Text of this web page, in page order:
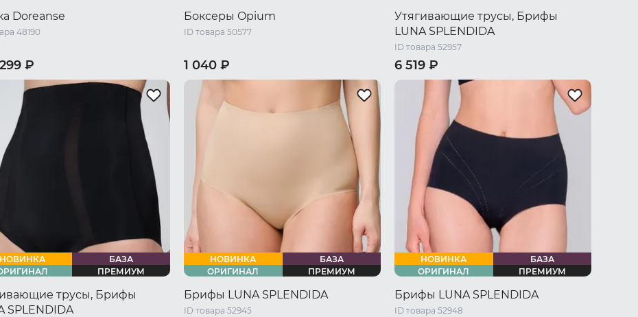
Doreanse
48190
₽
44 RU / M 46 RU / L
/ XL
52 RU / XXXL
/ XXXXL
Боксеры Opium
ID товара 50577
1 040 ₽
46 RU / S
52 RU / XL
56 RU / XXXL
58 RU / XXXXL
Утягивающие трусы, Брифы
LUNA SPLENDIDA
ID товара 52957
6 519 ₽
44 RU / S 46 RU / M
50 RU / XL
52 RU / XXL 54 RU / XXXL
НОВИНКА
БАЗА
ПРЕМИУМ
трусы, Брифы
SPLENDIDA
НОВИНКА
БАЗА
ОРИГИНАЛ
ПРЕМИУМ
Брифы LUNA SPLENDIDA
ID товара 52945
НОВИНКА
БАЗА
ОРИГИНАЛ
ПРЕМИУМ
Брифы LUNA SPLENDIDA
ID товара 52948